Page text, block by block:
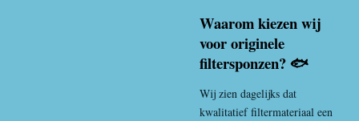
Waarom kiezen wij
voor originele
filtersponzen? 🐟
Wij zien dagelijks dat
kwalitatief filtermateriaal een